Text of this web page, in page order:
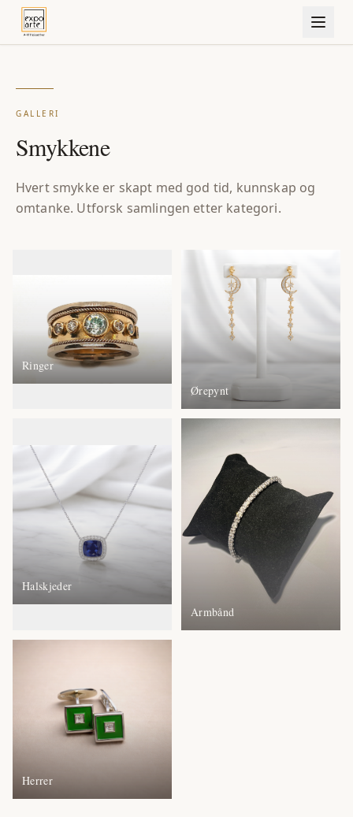
GALLERI
Smykkene
Hvert smykke er skapt med god tid, kunnskap og
omtanke. Utforsk samlingen etter kategori.
Ringer
Ørepynt
Halskjeder
Armbånd
Herrer